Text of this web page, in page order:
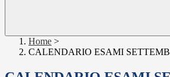
Home >
CALENDARIO ESAMI